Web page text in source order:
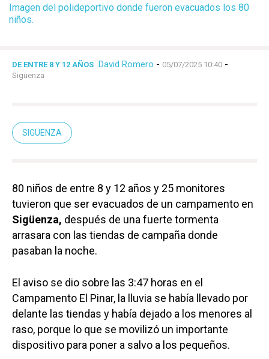
Imagen del polideportivo donde fueron evacuados los 80
niños.
DE ENTRE 8 Y 12 AÑOS David Romero - 05/07/2025 10:40 -
Sigüenza
SIGÜENZA
80 niños de entre 8 y 12 años y 25 monitores
tuvieron que ser evacuados de un campamento en
Sigüenza, después de una fuerte tormenta
arrasara con las tiendas de campaña donde
pasaban la noche.
El aviso se dio sobre las 3:47 horas en el
Campamento El Pinar, la lluvia se había llevado por
delante las tiendas y había dejado a los menores al
raso, porque lo que se movilizó un importante
dispositivo para poner a salvo a los pequeños.